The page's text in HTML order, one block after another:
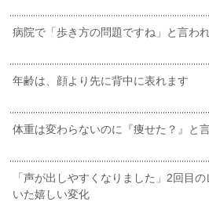
病院で「歩き方の問題ですね」と言わ
年齢は、顔より先に背中に表れます
体重は変わらないのに『痩せた？』と
「声が出しやすくなりました」2回目
いた嬉しい変化